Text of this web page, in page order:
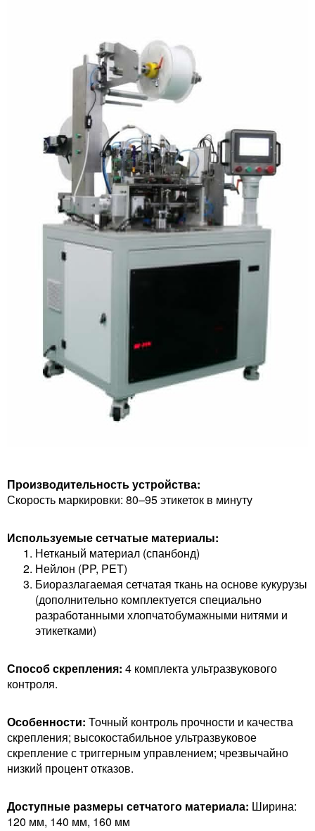
Производительность устройства:
Скорость маркировки: 80–95 этикеток в минуту
Используемые сетчатые материалы:
Нетканый материал (спанбонд)
Нейлон (PP, PET)
Биоразлагаемая сетчатая ткань на основе кукурузы
(дополнительно комплектуется специально
разработанными хлопчатобумажными нитями и
этикетками)
Способ скрепления: 4 комплекта ультразвукового
контроля.
Особенности: Точный контроль прочности и качества
скрепления; высокостабильное ультразвуковое
скрепление с триггерным управлением; чрезвычайно
низкий процент отказов.
Доступные размеры сетчатого материала: Ширина:
120 мм, 140 мм, 160 мм